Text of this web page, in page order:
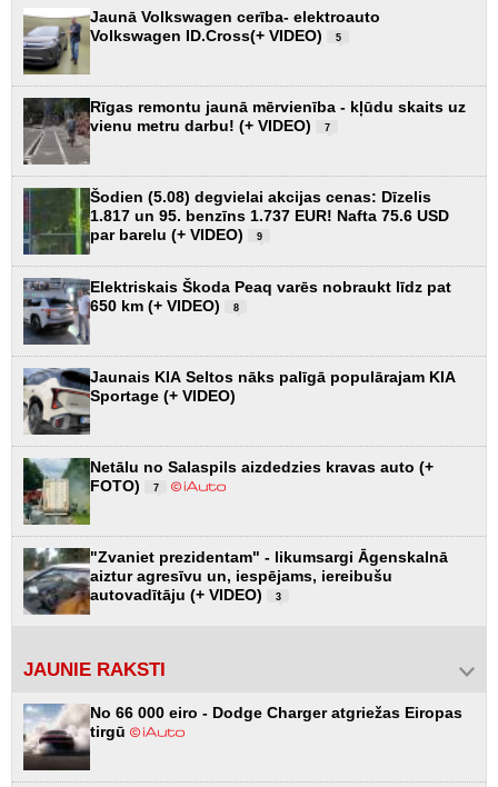
Jaunā Volkswagen cerība- elektroauto
Volkswagen ID.Cross(+ VIDEO)
5
Rīgas remontu jaunā mērvienība - kļūdu skaits uz
vienu metru darbu! (+ VIDEO)
7
Šodien (5.08) degvielai akcijas cenas: Dīzelis
1.817 un 95. benzīns 1.737 EUR! Nafta 75.6 USD
par barelu (+ VIDEO)
9
Elektriskais Škoda Peaq varēs nobraukt līdz pat
650 km (+ VIDEO)
8
Jaunais KIA Seltos nāks palīgā populārajam KIA
Sportage (+ VIDEO)
Netālu no Salaspils aizdedzies kravas auto (+
FOTO)
7
"Zvaniet prezidentam" - likumsargi Āgenskalnā
aiztur agresīvu un, iespējams, iereibušu
autovadītāju (+ VIDEO)
3
JAUNIE RAKSTI
No 66 000 eiro - Dodge Charger atgriežas Eiropas
tirgū